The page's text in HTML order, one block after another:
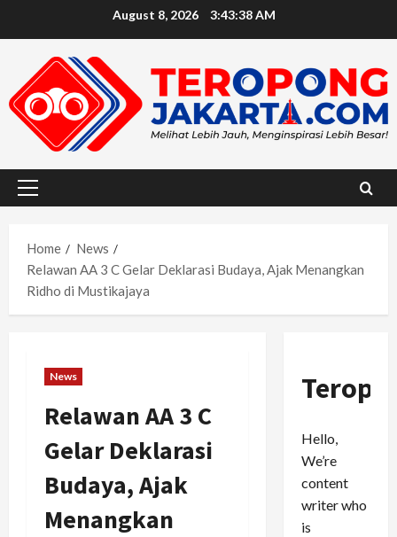
August 8, 2026 3:43:39 AM
Primary
Home
News
Relawan AA 3 C Gelar Deklarasi Budaya, Ajak Menangkan
Ridho di Mustikajaya
News
Relawan AA 3 C
Gelar Deklarasi
Budaya, Ajak
Menangkan
Hello,
We’re
content
writer who
is